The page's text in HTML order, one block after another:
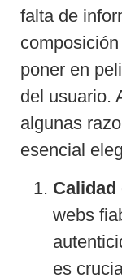
falta de
poner en
del usuario.
algunas
esencial
webs
es